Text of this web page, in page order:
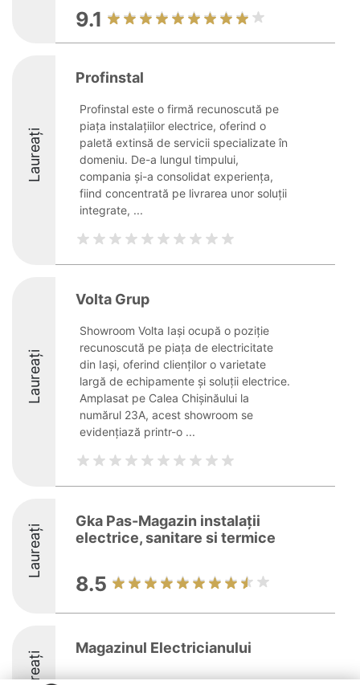
9.1
Laureați
Profinstal
Profinstal este o firmă recunoscută pe
piața instalațiilor electrice, oferind o
paletă extinsă de servicii specializate în
domeniu. De-a lungul timpului,
compania și-a consolidat experiența,
fiind concentrată pe livrarea unor soluții
integrate, ...
Laureați
Volta Grup
Showroom Volta Iași ocupă o poziție
recunoscută pe piața de electricitate
din Iași, oferind clienților o varietate
largă de echipamente și soluții electrice.
Amplasat pe Calea Chișinăului la
numărul 23A, acest showroom se
evidențiază printr-o ...
Laureați
Gka Pas-Magazin instalații
electrice, sanitare si termice
8.5
Magazinul Electricianului